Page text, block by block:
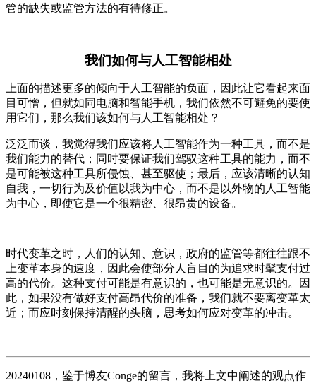
管的缺失或监管方法的有待修正。
我们如何与人工智能相处
上面的描述更多的倾向于人工智能的负面，因此让它看起来面
目可憎，但就如同电脑和智能手机，我们依然不可避免的要使
用它们，那么我们该如何与人工智能相处？
泛泛而谈，我觉得我们应该将人工智能作为一种工具，而不是
我们能力的替代；同时要保证我们驾驭这种工具的能力，而不
是可能被这种工具所侵蚀、甚至驱使；最后，应该清晰的认知
自我，一切行为及价值以我为中心，而不是以外物的人工智能
为中心，即使它是一个很精密、很昂贵的设备。
时代变革之时，人们的认知、意识，政府的监管等都往往跟不
上变革本身的速度，因此会使部分人盲目的为追求时髦支付过
高的代价。这种支付可能是有意识的，也可能是无意识的。因
此，如果没有做好支付高昂代价的准备，我们就不要离变革太
近；而应时刻保持清醒的头脑，思考如何应对变革的冲击。
20240108，鉴于博友Conge的留言，我将上文中阐述的观点作